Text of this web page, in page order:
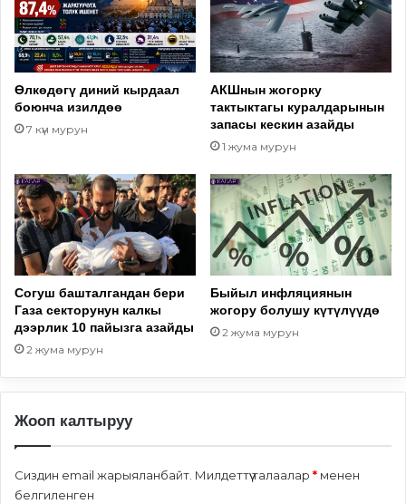
Өлкөдөгү диний кырдаал
боюнча изилдөө
7 күн мурун
АКШнын жогорку
тактыктагы куралдарынын
запасы кескин азайды
1 жума мурун
Согуш башталгандан бери
Газа секторунун калкы
дээрлик 10 пайызга азайды
2 жума мурун
Быйыл инфляциянын
жогору болушу күтүлүүдө
2 жума мурун
Жооп калтыруу
Сиздин email жарыяланбайт. Милдеттүү талаалар * менен
белгиленген